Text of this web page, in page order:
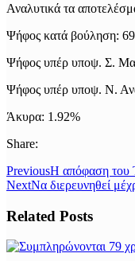
Αναλυτικά τα
Ψήφος κατά βούληση:
Ψήφος υπέρ υποψ. Σ.
Ψήφος υπέρ υποψ. Ν.
Άκυρα: 1.92%
Share:
PreviousΗ απόφαση του
NextΝα διερευνηθεί
Related Posts